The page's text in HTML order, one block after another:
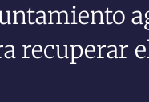
recuperar